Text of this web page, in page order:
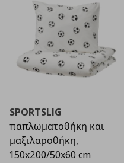
SPORTSLIG
παπλωματοθήκη και
μαξιλαροθήκη,
150x200/50x60 cm